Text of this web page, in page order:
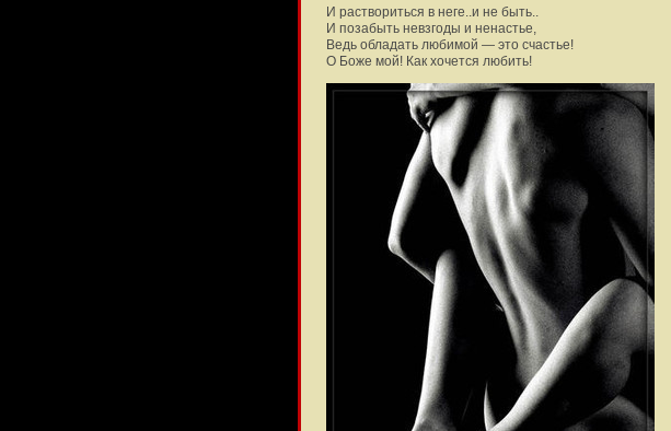
И раствориться в неге..и не быть..
И позабыть невзгоды и ненастье,
Ведь обладать любимой — это счастье!
О Боже мой! Как хочется любить!